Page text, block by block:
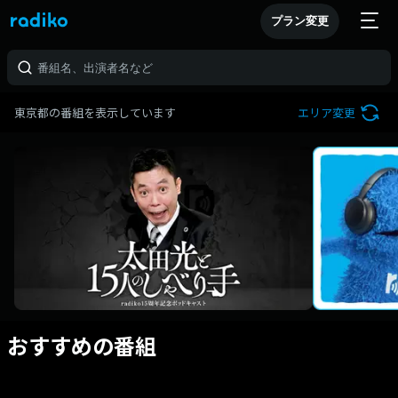
プラン変更
東京都の番組を表示しています エリア変更
おすすめの番組